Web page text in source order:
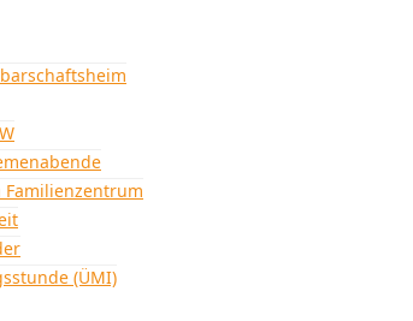
(ÜMI)